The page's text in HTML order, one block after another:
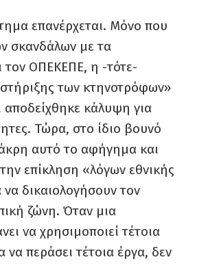
επανέρχεται. Μόνο που
σκανδάλων με τα
τον ΟΠΕΚΕΠΕ, η -τότε-
των κτηνοτρόφων»
αποδείχθηκε κάλυψη για
Τώρα, στο ίδιο βουνό
αυτό το αφήγημα και
επίκληση «λόγων εθνικής
να δικαιολογήσουν τον
ζώνη. Όταν μια
να χρησιμοποιεί τέτοια
να περάσει τέτοια έργα, δεν